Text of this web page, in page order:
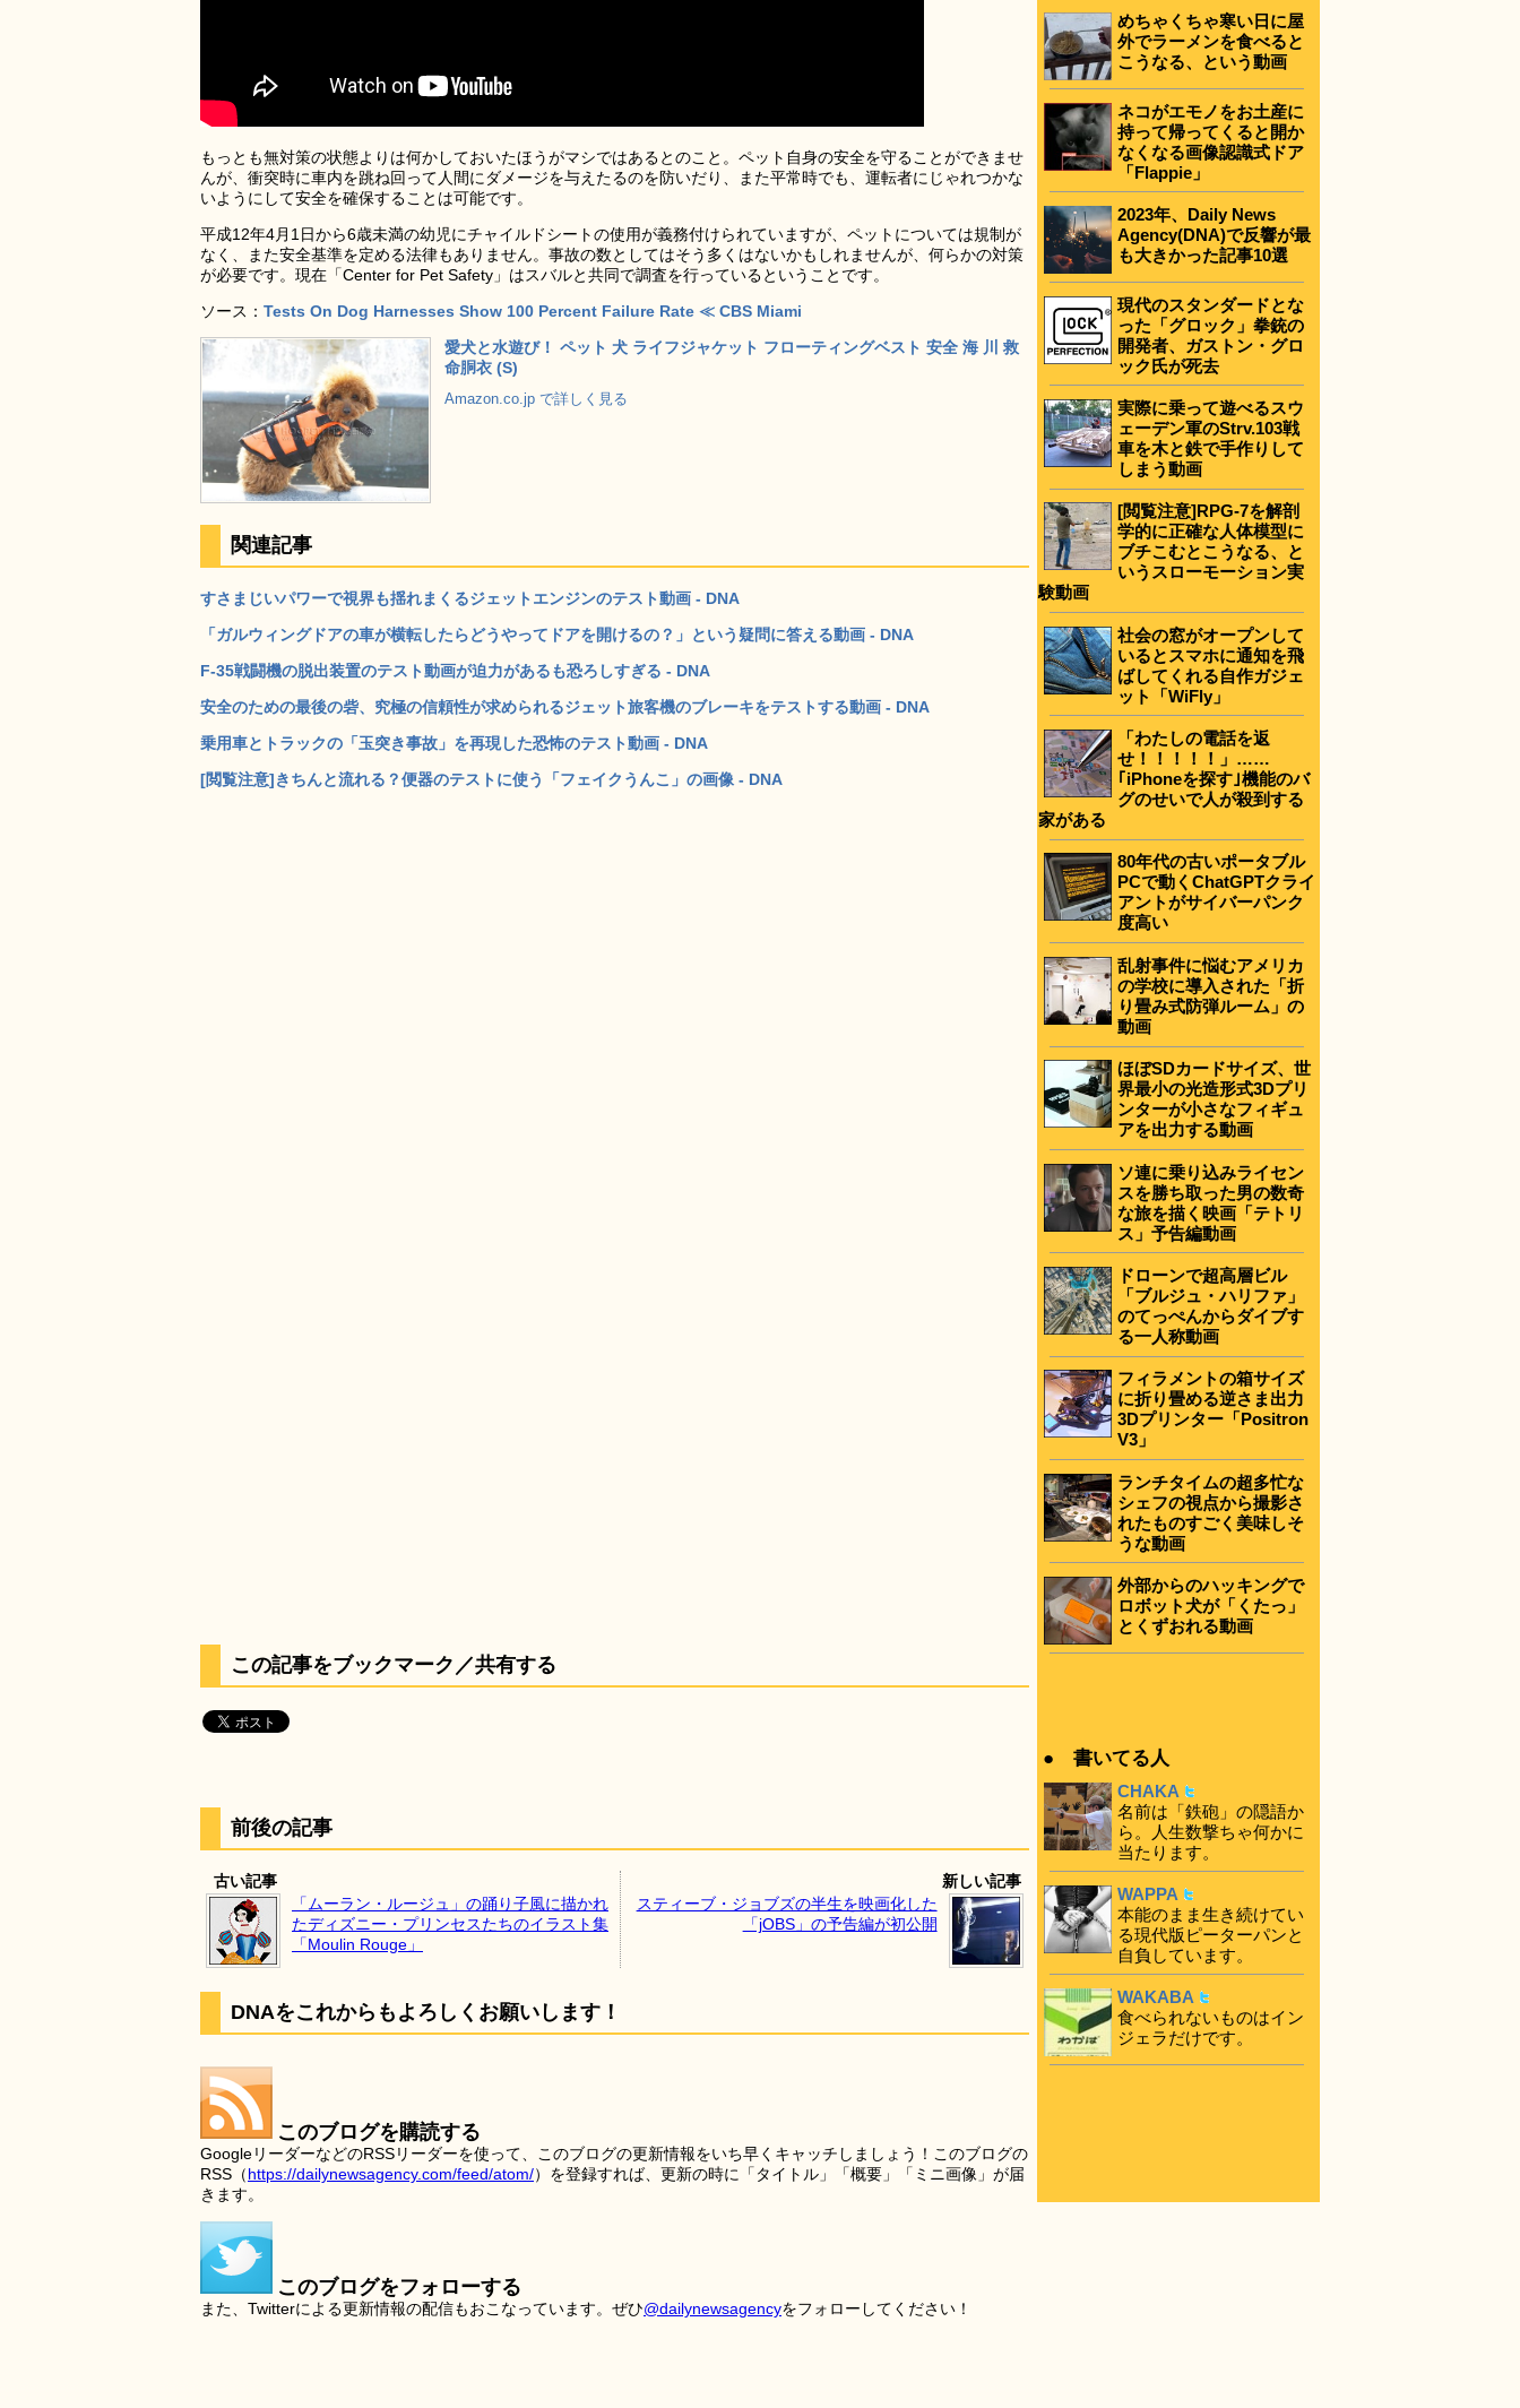
もっとも無対策の状態よりは何かしておいたほうがマシではあるとのこと。ペット自身の安全を守ることができませ
んが、衝突時に車内を跳ね回って人間にダメージを与えたるのを防いだり、また平常時でも、運転者にじゃれつかな
いようにして安全を確保することは可能です。
平成12年4月1日から6歳未満の幼児にチャイルドシートの使用が義務付けられていますが、ペットについては規制が
なく、また安全基準を定める法律もありません。事故の数としてはそう多くはないかもしれませんが、何らかの対策
が必要です。現在「Center for Pet Safety」はスバルと共同で調査を行っているということです。
ソース： Tests On Dog Harnesses Show 100 Percent Failure Rate ≪ CBS Miami
愛犬と水遊び！ ペット 犬 ライフジャケット フローティングベスト 安全 海 川 救
命胴衣 (S)
Amazon.co.jp で詳しく見る
関連記事
すさまじいパワーで視界も揺れまくるジェットエンジンのテスト動画 - DNA
「ガルウィングドアの車が横転したらどうやってドアを開けるの？」という疑問に答える動画 - DNA
F-35戦闘機の脱出装置のテスト動画が迫力があるも恐ろしすぎる - DNA
安全のための最後の砦、究極の信頼性が求められるジェット旅客機のブレーキをテストする動画 - DNA
乗用車とトラックの「玉突き事故」を再現した恐怖のテスト動画 - DNA
[閲覧注意]きちんと流れる？便器のテストに使う「フェイクうんこ」の画像 - DNA
この記事をブックマーク／共有する
前後の記事
古い記事
「ムーラン・ルージュ」の踊り子風に描かれ
たディズニー・プリンセスたちのイラスト集
「Moulin Rouge」
新しい記事
スティーブ・ジョブズの半生を映画化した
「jOBS」の予告編が初公開
DNAをこれからもよろしくお願いします！
このブログを購読する
GoogleリーダーなどのRSSリーダーを使って、このブログの更新情報をいち早くキャッチしましょう！このブログの
RSS（https://dailynewsagency.com/feed/atom/）を登録すれば、更新の時に「タイトル」「概要」「ミニ画像」が届
きます。
このブログをフォローする
また、Twitterによる更新情報の配信もおこなっています。ぜひ@dailynewsagencyをフォローしてください！
めちゃくちゃ寒い日に屋
外でラーメンを食べると
こうなる、という動画
ネコがエモノをお土産に
持って帰ってくると開か
なくなる画像認識式ドア
「Flappie」
2023年、Daily News
Agency(DNA)で反響が最
も大きかった記事10選
現代のスタンダードとな
った「グロック」拳銃の
開発者、ガストン・グロ
ック氏が死去
実際に乗って遊べるスウ
ェーデン軍のStrv.103戦
車を木と鉄で手作りして
しまう動画
[閲覧注意]RPG-7を解剖
学的に正確な人体模型に
ブチこむとこうなる、と
いうスローモーション実
験動画
社会の窓がオープンして
いるとスマホに通知を飛
ばしてくれる自作ガジェ
ット「WiFly」
「わたしの電話を返
せ！！！！！」……
｢iPhoneを探す｣機能のバ
グのせいで人が殺到する
家がある
80年代の古いポータブル
PCで動くChatGPTクライ
アントがサイバーパンク
度高い
乱射事件に悩むアメリカ
の学校に導入された「折
り畳み式防弾ルーム」の
動画
ほぼSDカードサイズ、世
界最小の光造形式3Dプリ
ンターが小さなフィギュ
アを出力する動画
ソ連に乗り込みライセン
スを勝ち取った男の数奇
な旅を描く映画「テトリ
ス」予告編動画
ドローンで超高層ビル
「ブルジュ・ハリファ」
のてっぺんからダイブす
る一人称動画
フィラメントの箱サイズ
に折り畳める逆さま出力
3Dプリンター「Positron
V3」
ランチタイムの超多忙な
シェフの視点から撮影さ
れたものすごく美味しそ
うな動画
外部からのハッキングで
ロボット犬が「くたっ」
とくずおれる動画
● 書いてる人
CHAKA
名前は「鉄砲」の隠語か
ら。人生数撃ちゃ何かに
当たります。
WAPPA
本能のまま生き続けてい
る現代版ピーターパンと
自負しています。
WAKABA
食べられないものはイン
ジェラだけです。